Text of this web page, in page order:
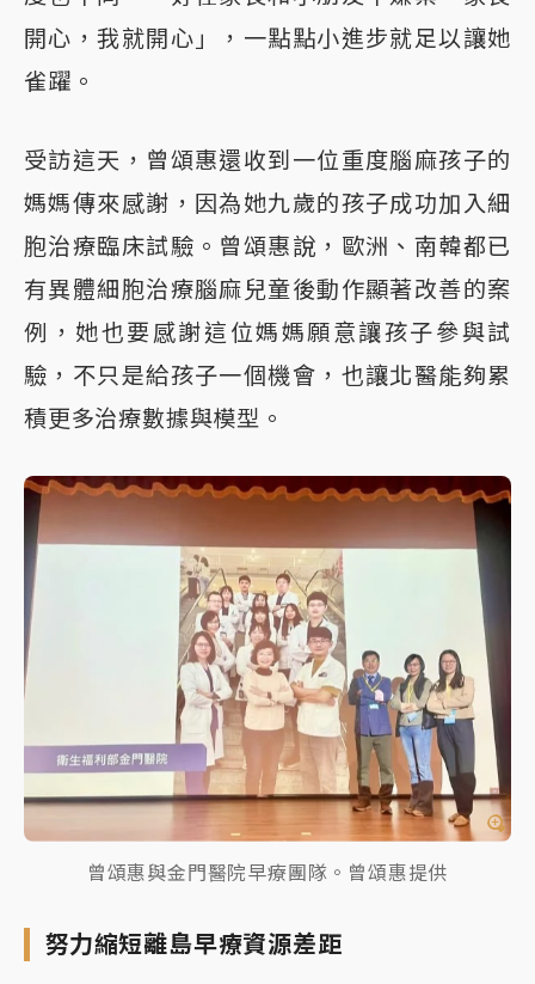
開心，我就開心」，一點點小進步就足以讓她
雀躍。
受訪這天，曾頌惠還收到一位重度腦麻孩子的
媽媽傳來感謝，因為她九歲的孩子成功加入細
胞治療臨床試驗。曾頌惠說，歐洲、南韓都已
有異體細胞治療腦麻兒童後動作顯著改善的案
例，她也要感謝這位媽媽願意讓孩子參與試
驗，不只是給孩子一個機會，也讓北醫能夠累
積更多治療數據與模型。
曾頌惠與金門醫院早療團隊。曾頌惠提供
努力縮短離島早療資源差距